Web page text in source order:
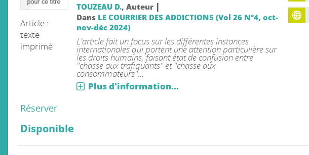
Article :
texte
imprimé
TOUZEAU D., Auteur |
Dans LE COURRIER DES ADDICTIONS (Vol 26 N°4, oct-
nov-déc 2024)
L'article fait un focus sur les différentes instances
internationales qui portent une attention particulière sur
les droits humains, faisant état de confusion entre
"chasse aux trafiquants" et "chasse aux
consommateurs"...
Plus d'information...
Réserver
Disponible